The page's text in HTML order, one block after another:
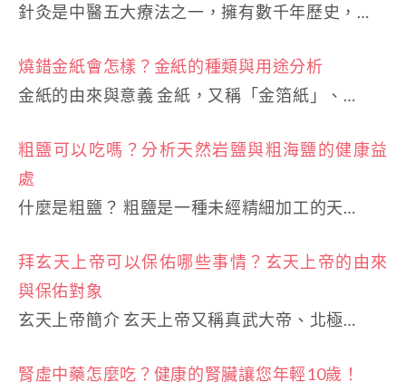
針灸是中醫五大療法之一，擁有數千年歷史，…
燒錯金紙會怎樣？金紙的種類與用途分析
金紙的由來與意義 金紙，又稱「金箔紙」、…
粗鹽可以吃嗎？分析天然岩鹽與粗海鹽的健康益
處
什麼是粗鹽？ 粗鹽是一種未經精細加工的天…
拜玄天上帝可以保佑哪些事情？玄天上帝的由來
與保佑對象
玄天上帝簡介 玄天上帝又稱真武大帝、北極…
腎虛中藥怎麼吃？健康的腎臟讓您年輕10歲！